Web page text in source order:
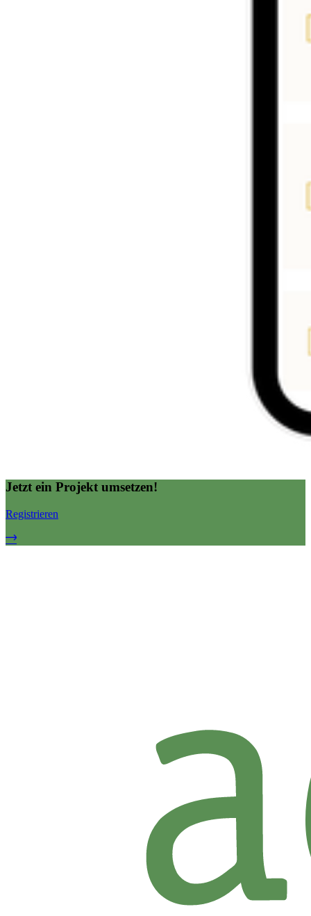
Jetzt ein Projekt umsetzen!
Registrieren